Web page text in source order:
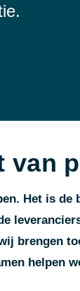
van
Het is
brengen
helpen